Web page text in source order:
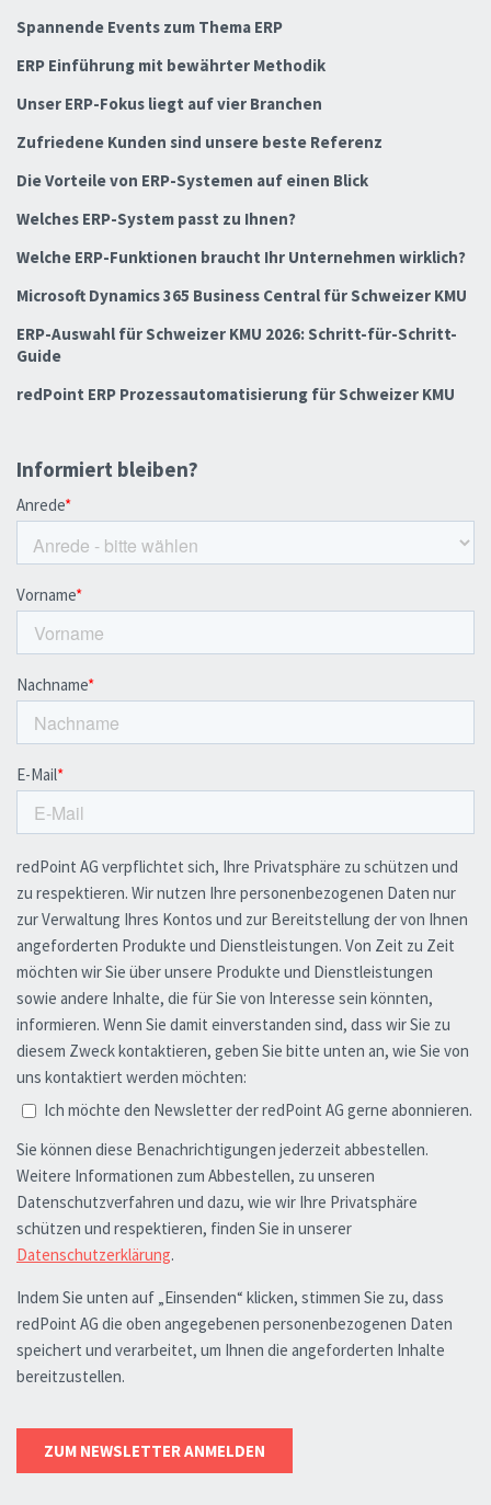
Spannende Events zum Thema ERP
ERP Einführung mit bewährter Methodik
Unser ERP-Fokus liegt auf vier Branchen
Zufriedene Kunden sind unsere beste Referenz
Die Vorteile von ERP-Systemen auf einen Blick
Welches ERP-System passt zu Ihnen?
Welche ERP-Funktionen braucht Ihr Unternehmen wirklich?
Microsoft Dynamics 365 Business Central für Schweizer KMU
ERP-Auswahl für Schweizer KMU 2026: Schritt-für-Schritt-
Guide
redPoint ERP Prozessautomatisierung für Schweizer KMU
Informiert bleiben?